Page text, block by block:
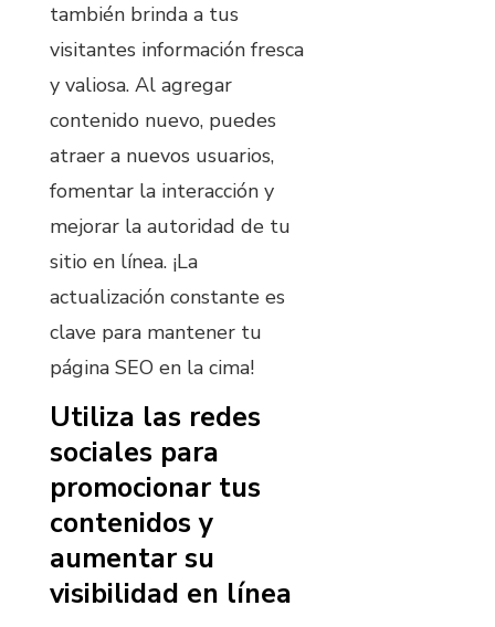
también brinda a tus
visitantes información fresca
y valiosa. Al agregar
contenido nuevo, puedes
atraer a nuevos usuarios,
fomentar la interacción y
mejorar la autoridad de tu
sitio en línea. ¡La
actualización constante es
clave para mantener tu
página SEO en la cima!
Utiliza las redes
sociales para
promocionar tus
contenidos y
aumentar su
visibilidad en línea